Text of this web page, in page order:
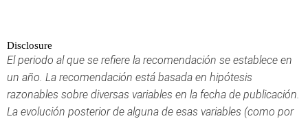
Disclosure
El periodo al que se refiere la recomendación se establece en
un año. La recomendación está basada en hipótesis
razonables sobre diversas variables en la fecha de publicación.
La evolución posterior de alguna de esas variables (como por